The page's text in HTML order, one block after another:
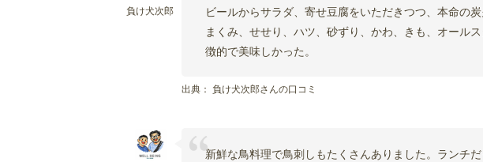
負け犬次郎
ビールからサラダ、寄せ豆腐をいただきつつ、本命の
まくみ、せせり、ハツ、砂ずり、かわ、きも、オール
徴的で美味しかった。
出典： 負け犬次郎さんの口コミ
新鮮な鳥料理で鳥刺しもたくさんありました。ランチ